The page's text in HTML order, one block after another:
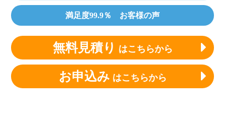
満足度99.9％ お客様の声
無料見積り はこちらから
お申込み はこちらから